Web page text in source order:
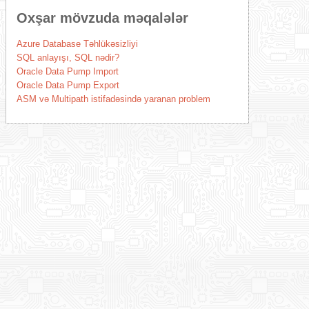
Oxşar mövzuda məqalələr
Azure Database Təhlükəsizliyi
SQL anlayışı, SQL nədir?
Oracle Data Pump Import
Oracle Data Pump Export
ASM və Multipath istifadəsində yaranan problem